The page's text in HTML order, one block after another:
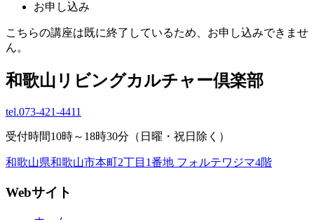
お申し込み
こちらの講座は既に終了しているため、お申し込みできませ
ん。
和歌山リビングカルチャー倶楽部
tel.073-421-4411
受付時間10時～18時30分（日曜・祝日除く）
和歌山県和歌山市本町2丁目1番地 フォルテワジマ4階
Webサイト